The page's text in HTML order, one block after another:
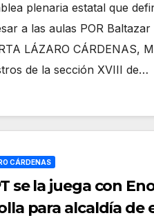
plenaria estatal que
a las aulas POR Baltazar
LÁZARO CÁRDENAS,
de la sección XVIII de…
CÁRDENAS
se la juega con
para alcaldía de